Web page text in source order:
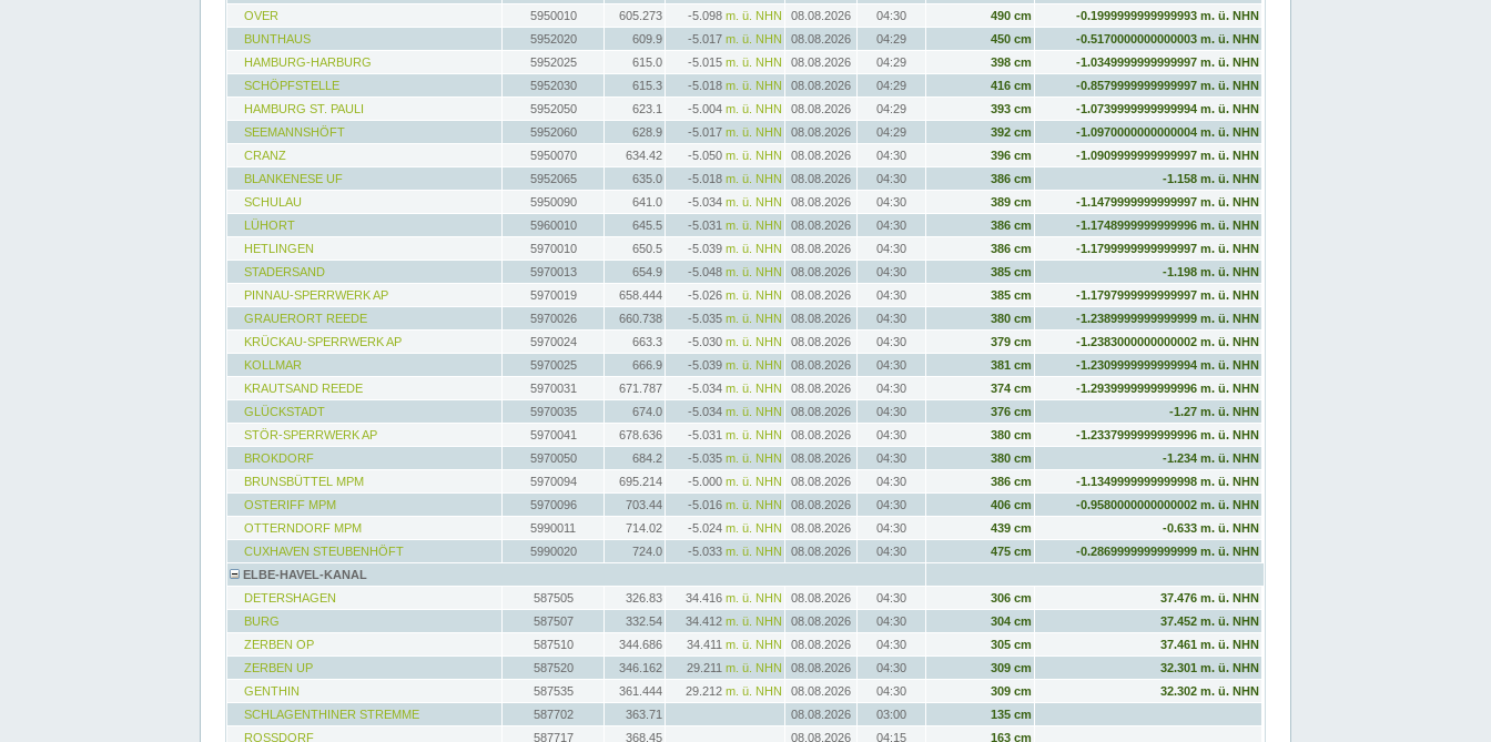
OVER
5950010 605.273 -5.098 m. ü. NHN 08.08.2026 04:30 490 cm
-0.1999999999999993 m. ü. NHN
BUNTHAUS
5952020 609.9 -5.017 m. ü. NHN 08.08.2026 04:29 450 cm
-0.5170000000000003 m. ü. NHN
HAMBURG-HARBURG
5952025 615.0 -5.015 m. ü. NHN 08.08.2026 04:29 398 cm
-1.0349999999999997 m. ü. NHN
SCHÖPFSTELLE
5952030 615.3 -5.018 m. ü. NHN 08.08.2026 04:29 416 cm
-0.8579999999999997 m. ü. NHN
HAMBURG ST. PAULI
5952050 623.1 -5.004 m. ü. NHN 08.08.2026 04:29 393 cm
-1.0739999999999994 m. ü. NHN
SEEMANNSHÖFT
5952060 628.9 -5.017 m. ü. NHN 08.08.2026 04:29 392 cm
-1.0970000000000004 m. ü. NHN
CRANZ
5950070 634.42 -5.050 m. ü. NHN 08.08.2026 04:30 396 cm
-1.0909999999999997 m. ü. NHN
BLANKENESE UF
5952065 635.0 -5.018 m. ü. NHN 08.08.2026 04:30 386 cm
-1.158 m. ü. NHN
SCHULAU
5950090 641.0 -5.034 m. ü. NHN 08.08.2026 04:30 389 cm
-1.1479999999999997 m. ü. NHN
LÜHORT
5960010 645.5 -5.031 m. ü. NHN 08.08.2026 04:30 386 cm
-1.1748999999999996 m. ü. NHN
HETLINGEN
5970010 650.5 -5.039 m. ü. NHN 08.08.2026 04:30 386 cm
-1.1799999999999997 m. ü. NHN
STADERSAND
5970013 654.9 -5.048 m. ü. NHN 08.08.2026 04:30 385 cm
-1.198 m. ü. NHN
PINNAU-SPERRWERK AP
5970019 658.444 -5.026 m. ü. NHN 08.08.2026 04:30 385 cm
-1.1797999999999997 m. ü. NHN
GRAUERORT REEDE
5970026 660.738 -5.035 m. ü. NHN 08.08.2026 04:30 380 cm
-1.2389999999999999 m. ü. NHN
KRÜCKAU-SPERRWERK AP
5970024 663.3 -5.030 m. ü. NHN 08.08.2026 04:30 379 cm
-1.2383000000000002 m. ü. NHN
KOLLMAR
5970025 666.9 -5.039 m. ü. NHN 08.08.2026 04:30 381 cm
-1.2309999999999994 m. ü. NHN
KRAUTSAND REEDE
5970031 671.787 -5.034 m. ü. NHN 08.08.2026 04:30 374 cm
-1.2939999999999996 m. ü. NHN
GLÜCKSTADT
5970035 674.0 -5.034 m. ü. NHN 08.08.2026 04:30 376 cm
-1.27 m. ü. NHN
STÖR-SPERRWERK AP
5970041 678.636 -5.031 m. ü. NHN 08.08.2026 04:30 380 cm
-1.2337999999999996 m. ü. NHN
BROKDORF
5970050 684.2 -5.035 m. ü. NHN 08.08.2026 04:30 380 cm
-1.234 m. ü. NHN
BRUNSBÜTTEL MPM
5970094 695.214 -5.000 m. ü. NHN 08.08.2026 04:30 386 cm
-1.1349999999999998 m. ü. NHN
OSTERIFF MPM
5970096 703.44 -5.016 m. ü. NHN 08.08.2026 04:30 406 cm
-0.9580000000000002 m. ü. NHN
OTTERNDORF MPM
5990011 714.02 -5.024 m. ü. NHN 08.08.2026 04:30 439 cm
-0.633 m. ü. NHN
CUXHAVEN STEUBENHÖFT
5990020 724.0 -5.033 m. ü. NHN 08.08.2026 04:30 475 cm
-0.2869999999999999 m. ü. NHN
ELBE-HAVEL-KANAL
DETERSHAGEN
587505 326.83 34.416 m. ü. NHN 08.08.2026 04:30 306 cm
37.476 m. ü. NHN
BURG
587507 332.54 34.412 m. ü. NHN 08.08.2026 04:30 304 cm
37.452 m. ü. NHN
ZERBEN OP
587510 344.686 34.411 m. ü. NHN 08.08.2026 04:30 305 cm
37.461 m. ü. NHN
ZERBEN UP
587520 346.162 29.211 m. ü. NHN 08.08.2026 04:30 309 cm
32.301 m. ü. NHN
GENTHIN
587535 361.444 29.212 m. ü. NHN 08.08.2026 04:30 309 cm
32.302 m. ü. NHN
SCHLAGENTHINER STREMME
587702 363.71 08.08.2026 03:00
135 cm
ROSSDORF
587717 368.45 08.08.2026 04:15 163 cm